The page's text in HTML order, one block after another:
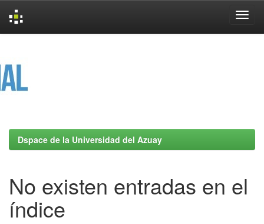
Dspace de la Universidad del Azuay
No existen entradas en el
índice